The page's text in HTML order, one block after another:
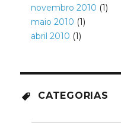
novembro 2010 (1)
maio 2010 (1)
abril 2010 (1)
CATEGORIAS